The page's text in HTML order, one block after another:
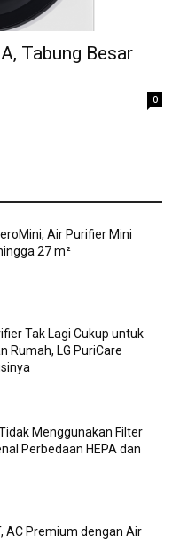
Tabung Besar
0
Air Purifier Mini
27 m²
Tak Lagi Cukup untuk
Rumah, LG PuriCare
Menggunakan Filter
Perbedaan HEPA dan
AC Premium dengan Air